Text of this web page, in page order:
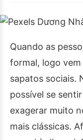
Quando as
formal, logo
sapatos sociais.
possível se
exagerar muito
mais clássicas.